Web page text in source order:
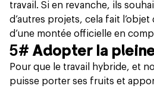
travail. Si en revanche, ils
d’autres projets, cela fait
d’une montée officielle en
5# Adopter la
Pour que le travail hybride, et
puisse porter ses fruits et